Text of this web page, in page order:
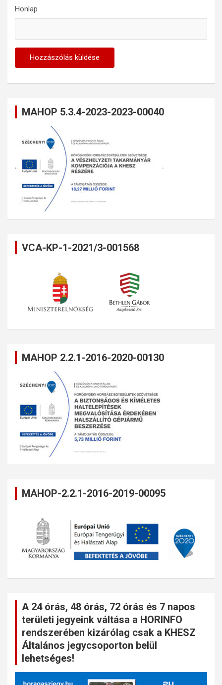
Honlap
MAHOP 5.3.4-2023-2023-00040
VCA-KP-1-2021/3-001568
MAHOP 2.2.1-2016-2020-00130
MAHOP-2.2.1-2016-2019-00095
A 24 órás, 48 órás, 72 órás és 7 napos
területi jegyeink váltása a HORINFO
rendszerében kizárólag csak a KHESZ
Általános jegycsoporton belül
lehetséges!